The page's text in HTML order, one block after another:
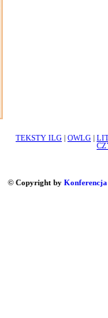
TEKSTY ILG OWLG
© Copyright by Konferencja